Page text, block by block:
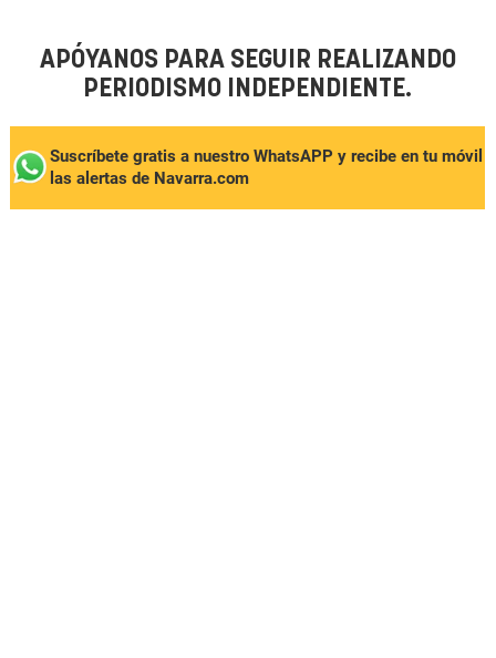
APÓYANOS PARA SEGUIR REALIZANDO
PERIODISMO INDEPENDIENTE.
Suscríbete gratis a nuestro WhatsAPP y recibe en tu móvil
las alertas de Navarra.com